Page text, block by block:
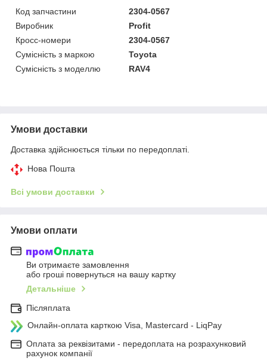
Код запчастини
2304-0567
Виробник
Profit
Кросс-номери
2304-0567
Сумісність з маркою
Toyota
Сумісність з моделлю
RAV4
Умови доставки
Доставка здійснюється тільки по передоплаті.
Нова Пошта
Всі умови доставки
Умови оплати
Ви отримаєте замовлення
або гроші повернуться на вашу картку
Детальніше
Післяплата
Онлайн-оплата карткою Visa, Mastercard - LiqPay
Оплата за реквізитами - передоплата на розрахунковий
рахунок компанії